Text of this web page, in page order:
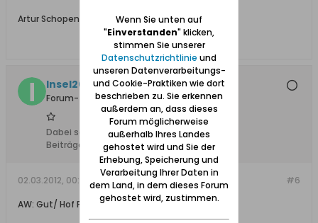
Artur Schopenhauer* 1788 Danzig
Insel2008
Forum-Teilnehmer
Dabei seit:
29.03.2008
Beiträge:
779
#6
02.03.2012, 00:08
AW: Gut/ Hof Pannitz?
Wenn Sie unten auf
"Einverstanden" klicken,
stimmen Sie unserer
Datenschutzrichtlinie und
unseren Datenverarbeitungs-
und Cookie-Praktiken wie dort
beschrieben zu. Sie erkennen
außerdem an, dass dieses
Forum möglicherweise
außerhalb Ihres Landes
gehostet wird und Sie der
Erhebung, Speicherung und
Verarbeitung Ihrer Daten in
dem Land, in dem dieses Forum
gehostet wird, zustimmen.